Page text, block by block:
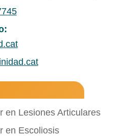
en Lesiones Articulares
en Escoliosis